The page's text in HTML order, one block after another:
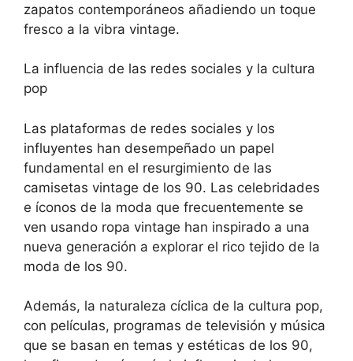
zapatos contemporáneos añadiendo un toque
fresco a la vibra vintage.
La influencia de las redes sociales y la cultura
pop
Las plataformas de redes sociales y los
influyentes han desempeñado un papel
fundamental en el resurgimiento de las
camisetas vintage de los 90. Las celebridades
e íconos de la moda que frecuentemente se
ven usando ropa vintage han inspirado a una
nueva generación a explorar el rico tejido de la
moda de los 90.
Además, la naturaleza cíclica de la cultura pop,
con películas, programas de televisión y música
que se basan en temas y estéticas de los 90,